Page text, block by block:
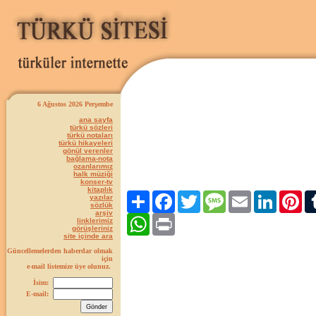
6 Ağustos 2026 Perşembe
ana sayfa
türkü sözleri
türkü notaları
türkü hikayeleri
gönül verenler
bağlama-nota
ozanlarımız
halk müziği
konser-tv
kitaplık
yazılar
sözlük
arşiv
linklerimiz
görüşleriniz
site içinde ara
Güncellemelerden haberdar olmak
için
e-mail listemize üye olunuz.
İsim:
E-mail:
Paylaş FacebookTwitter Message Email LinkedIn
WhatsApp